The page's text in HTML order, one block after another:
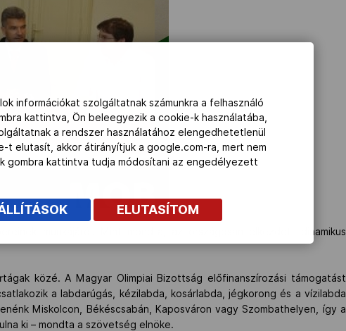
munkájáról. Mint mondta, az országosan elkezdett dinamikus
közé. A Magyar Olimpiai Bizottság előfinanszírozási támogatást
a labdarúgás, kézilabda, kosárlabda, jégkorong és a vízilabda
Miskolcon, Békéscsabán, Kaposváron vagy Szombathelyen, így a
ki – mondta a szövetség elnöke.
információkat szolgáltatnak számunkra a felhasználó
kattintva, Ön beleegyezik a cookie-k használatába,
a rendszer használatához elengedhetetlenül
t elutasít, akkor átirányítjuk a google.com-ra, mert nem
gombra kattintva tudja módosítani az engedélyezett
ELUTASÍTOM